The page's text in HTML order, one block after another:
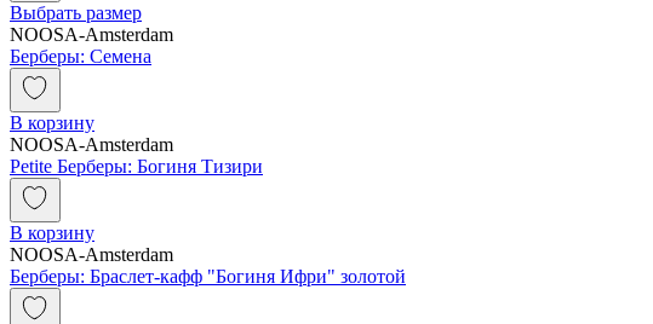
Выбрать размер
NOOSA-Amsterdam
Берберы: Семена
В корзину
NOOSA-Amsterdam
Petite Берберы: Богиня Тизири
В корзину
NOOSA-Amsterdam
Берберы: Браслет-кафф "Богиня Ифри" золотой